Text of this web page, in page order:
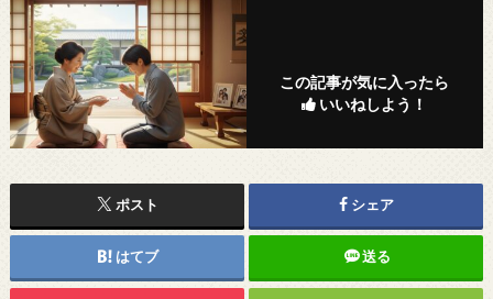
この記事が気に入ったら
いいねしよう！
ポスト シェア
はてブ 送る